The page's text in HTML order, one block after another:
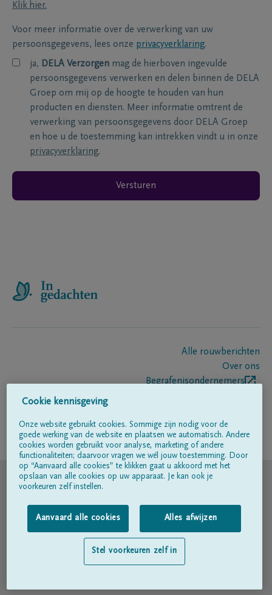
Klik hier.
Voor meer informatie over de verwerking van uw
persoonsgegevens, lees onze privacyverklaring.
ja, DELA Verzorgen mag de hierboven ingevulde
persoonsgegevens verwerken en delen binnen de DELA
Groep om mij op de hoogte te houden van hun
producten en diensten. Meer informatie omtrent de
verwerking van persoonsgegevens door DELA Groep
en hoe u de toestemming kan intrekken vindt u in onze
privacyverklaring.
Versturen
Alle rouwberichten
Over ons
Begrafenisondernemers
Volg ons op
© DELA
Gebruiksvoorwaarden
Privacyverklaring
Toegankelijkheidsverklaring
Cookie kennisgeving
Onze website gebruikt cookies. Sommige zijn nodig voor de
goede werking van de website en plaatsen we automatisch. Andere
cookies worden gebruikt voor analyse, marketing of andere
functionaliteiten; daarvoor vragen we wél jouw toestemming. Door
op “Aanvaard alle cookies” te klikken gaat u akkoord met het
opslaan van alle cookies op uw apparaat. Je kan ook je
voorkeuren zelf instellen.
Aanvaard alle cookies Alles afwijzen
Stel voorkeuren zelf in